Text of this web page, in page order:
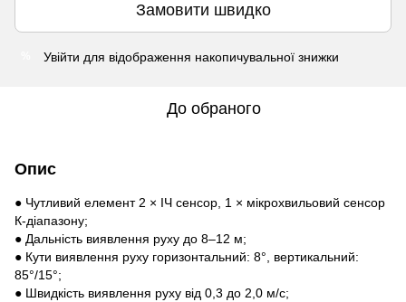
Замовити швидко
Увійти для відображення накопичувальної знижки
До обраного
Опис
● Чутливий елемент 2 × ІЧ сенсор, 1 × мікрохвильовий сенсор
К-діапазону;
● Дальність виявлення руху до 8–12 м;
● Кути виявлення руху горизонтальний: 8°, вертикальний:
85°/15°;
● Швидкість виявлення руху від 0,3 до 2,0 м/с;